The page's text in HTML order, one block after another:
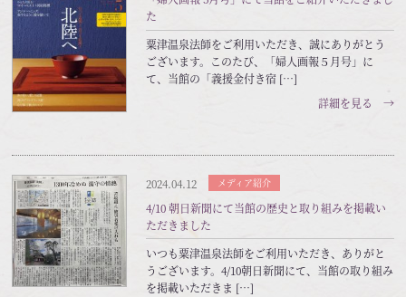
た
粟津温泉法師をご利用いただき、誠にありがとう
ございます。このたび、「婦人画報５月号」に
て、当館の「義援金付き宿 […]
詳細を見る →
2024.04.12 メディア紹介
4/10 朝日新聞にて当館の歴史と取り組みを掲載い
ただきました
いつも粟津温泉法師をご利用いただき、ありがと
うございます。4/10朝日新聞にて、当館の取り組み
を掲載いただきま […]